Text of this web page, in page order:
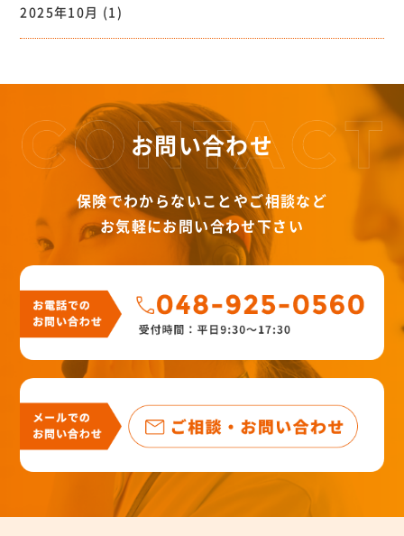
2025年10月 (1)
お問い合わせ
保険でわからないことやご相談など
お気軽にお問い合わせ下さい